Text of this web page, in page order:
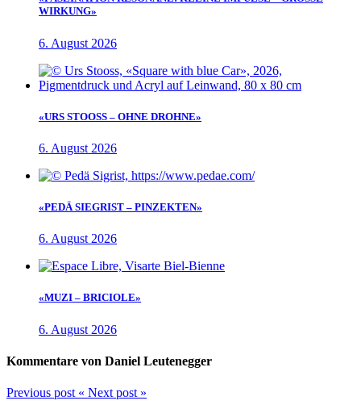
WIRKUNG»
6. August 2026
«URS STOOSS – OHNE DROHNE»
6. August 2026
«PEDÄ SIEGRIST – PINZEKTEN»
6. August 2026
«MUZI – BRICIOLE»
6. August 2026
Kommentare von Daniel Leutenegger
Previous post « Next post »